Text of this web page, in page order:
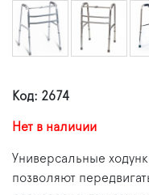
Код: 2674
Нет в наличии
Универсальные
позволяют